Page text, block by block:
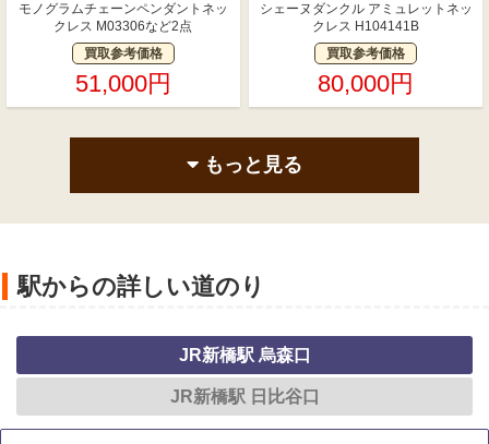
モノグラムチェーンペンダントネッ
クレス M03306など2点
買取参考価格
51,000円
シェーヌダンクル アミュレットネッ
クレス H104141B
買取参考価格
80,000円
もっと見る
駅からの詳しい道のり
JR新橋駅 烏森口
JR新橋駅 日比谷口